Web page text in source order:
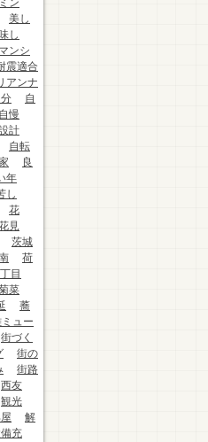
ン
美し
し
ンシ
震適合
アンナ
自
自慢
計
自転
良
年
し
花
見
茨城
荷
目
菜
蕎
ュー
街づく
街の
街路
西友
観光
解
充